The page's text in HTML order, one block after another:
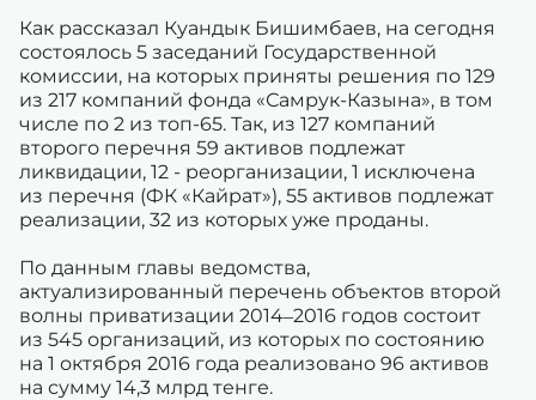
Как рассказал Куандык Бишимбаев, на сегодня
состоялось 5 заседаний Государственной
комиссии, на которых приняты решения по 129
из 217 компаний фонда «Самрук-Казына», в том
числе по 2 из топ-65. Так, из 127 компаний
второго перечня 59 активов подлежат
ликвидации, 12 - реорганизации, 1 исключена
из перечня (ФК «Кайрат»), 55 активов подлежат
реализации, 32 из которых уже проданы.
По данным главы ведомства,
актуализированный перечень объектов второй
волны приватизации 2014–2016 годов состоит
из 545 организаций, из которых по состоянию
на 1 октября 2016 года реализовано 96 активов
на сумму 14,3 млрд тенге.